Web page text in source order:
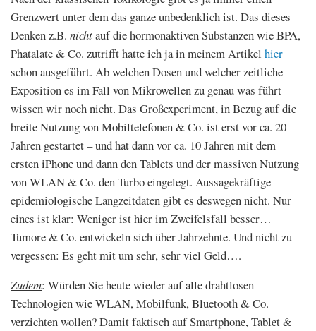
Grenzwert unter dem das ganze unbedenklich ist. Das dieses
Denken z.B. nichtauf die hormonaktiven Substanzen wie BPA,
Phatalate & Co. zutrifft hatte ich ja in meinem Artikel hier
schon ausgeführt. Ab welchen Dosen und welcher zeitliche
Exposition es im Fall von Mikrowellen zu genau was führt –
wissen wir noch nicht. Das Großexperiment, in Bezug auf die
breite Nutzung von Mobiltelefonen & Co. ist erst vor ca. 20
Jahren gestartet – und hat dann vor ca. 10 Jahren mit dem
ersten iPhone und dann den Tablets und der massiven Nutzung
von WLAN & Co. den Turbo eingelegt. Aussagekräftige
epidemiologische Langzeitdaten gibt es deswegen nicht. Nur
eines ist klar: Weniger ist hier im Zweifelsfall besser…
Tumore & Co. entwickeln sich über Jahrzehnte. Und nicht zu
vergessen: Es geht mit um sehr, sehr viel Geld….
Zudem: Würden Sie heute wieder auf alle drahtlosen
Technologien wie WLAN, Mobilfunk, Bluetooth & Co.
verzichten wollen? Damit faktisch auf Smartphone, Tablet &